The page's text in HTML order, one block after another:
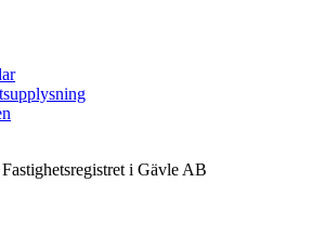
i Gävle AB